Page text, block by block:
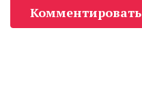
Комментировать